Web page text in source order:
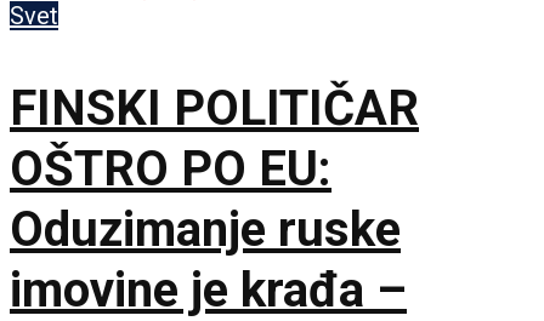
Svet
FINSKI POLITIČAR
OŠTRO PO EU:
Oduzimanje ruske
imovine je krađa –